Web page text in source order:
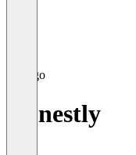
Honestly